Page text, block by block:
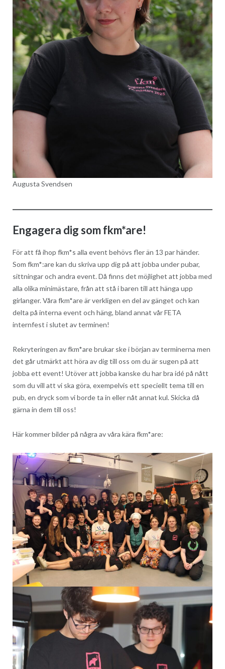
Augusta Svendsen
Engagera dig som fkm*are!
För att få ihop fkm*s alla event behövs fler än 13 par händer.
Som fkm*:are kan du skriva upp dig på att jobba under pubar,
sittningar och andra event. Då finns det möjlighet att jobba med
alla olika minimästare, från att stå i baren till att hänga upp
girlanger. Våra fkm*are är verkligen en del av gänget och kan
delta på interna event och häng, bland annat vår FETA
internfest i slutet av terminen!
Rekryteringen av fkm*are brukar ske i början av terminerna men
det går utmärkt att höra av dig till oss om du är sugen på att
jobba ett event! Utöver att jobba kanske du har bra idé på nått
som du vill att vi ska göra, exempelvis ett speciellt tema till en
pub, en dryck som vi borde ta in eller nåt annat kul. Skicka då
gärna in dem till oss!
Här kommer bilder på några av våra kära fkm*are: